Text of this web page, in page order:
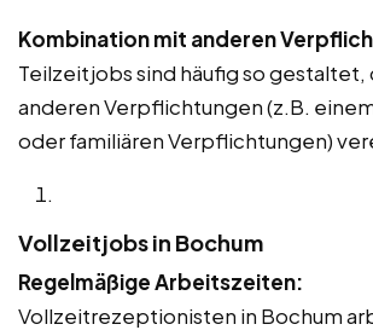
Kombination mit anderen
Teilzeitjobs sind häufig so gestaltet,
anderen Verpflichtungen (z.B.
oder familiären Verpflichtungen)
Vollzeitjobs in Bochum
Regelmäßige Arbeitszeiten:
Vollzeitrezeptionisten in Bochum